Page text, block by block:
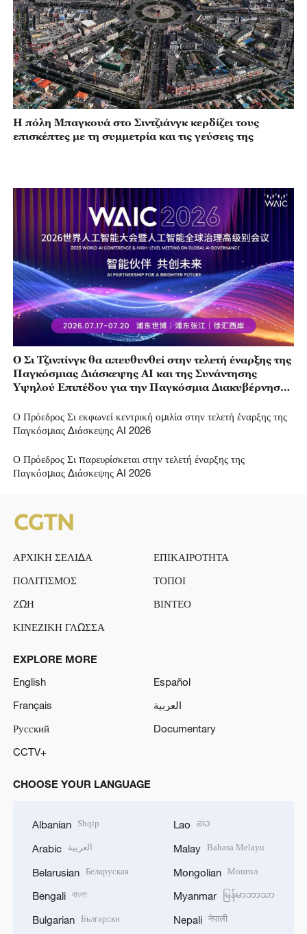
Η πόλη Μπαγκουά στο Σιντζιάνγκ κερδίζει τους
επισκέπτες με τη συμμετρία και τις γεύσεις της
Ο Σι Τζινπίνγκ θα απευθυνθεί στην τελετή έναρξης της
Παγκόσμιας Διάσκεψης AI και της Συνάντησης
Υψηλού Επιπέδου για την Παγκόσμια Διακυβέρνηση
Ο Πρόεδρος Σι εκφωνεί κεντρική ομιλία στην τελετή έναρξης της
Παγκόσμιας Διάσκεψης AI 2026
Ο Πρόεδρος Σι παρευρίσκεται στην τελετή έναρξης της
Παγκόσμιας Διάσκεψης AI 2026
ΑΡΧΙΚΗ ΣΕΛΙΔΑ
ΕΠΙΚΑΙΡΟΤΗΤΑ
ΠΟΛΙΤΙΣΜΟΣ
ΤΟΠΟΙ
ΖΩΗ
ΒΙΝΤΕΟ
ΚΙΝΕΖΙΚΗ ΓΛΩΣΣΑ
EXPLORE MORE
English
Español
Français
العربية
Русский
Documentary
CCTV+
CHOOSE YOUR LANGUAGE
Albanian Shqip
Arabic العربية
Belarusian Беларуская
Bengali বাংলা
Bulgarian Български
Lao ລາວ
Malay Bahasa Melayu
Mongolian Монгол
Myanmar မြန်မာဘာသာ
Nepali नेपाली